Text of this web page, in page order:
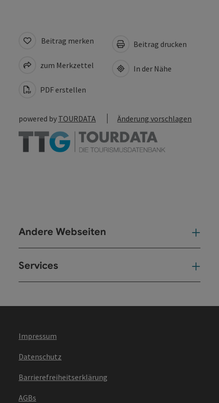
Beitrag merken
zum Merkzettel
PDF erstellen
Beitrag drucken
In der Nähe
powered by TOURDATA Änderung vorschlagen
Andere Webseiten
Services
Impressum
Datenschutz
Barrierefreiheitserklärung
AGBs